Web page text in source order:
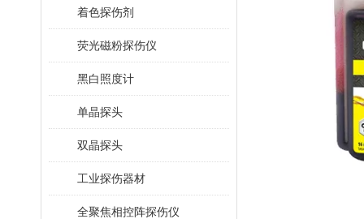
着色探伤剂
荧光磁粉探伤仪
黑白照度计
单晶探头
双晶探头
工业探伤器材
全聚焦相控阵探伤仪